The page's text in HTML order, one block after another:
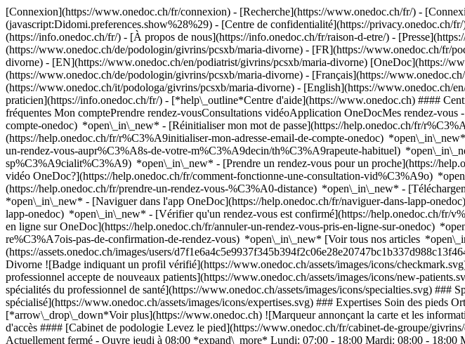
[Connexion](https://www.onedoc.ch/fr/connexion) - [Recherche](https://www.onedoc.ch/fr/) -
(javascript:Didomi.preferences.show%28%29) - [Centre de confidentialité](https://
(https://info.onedoc.ch/fr/) - [À propos de nous](https://info.onedoc.ch/fr/raison-d-etre/) -
(https://www.onedoc.ch/de/podologin/givrins/pcsxb/maria-divorne) - [FR](https://www.onedoc.ch/fr/
divorne) - [EN](https://www.onedoc.ch/en/podiatrist/givrins/pcsxb/maria-divorne) [OneDoc](https://
(https://www.onedoc.ch/de/podologin/givrins/pcsxb/maria-divorne) - [Français](https://
(https://www.onedoc.ch/it/podologa/givrins/pcsxb/maria-divorne) - [English](https://www.onedoc.ch/
praticien](https://info.onedoc.ch/fr/) - [*help\_outline*Centre d'aide](https://www.onedoc.ch) ####
fréquentes Mon comptePrendre rendez-vousConsultations vidéoApplication OneDocMes rendez-
compte-onedoc) *open\_in\_new* - [Réinitialiser mon mot de passe](https://help.onedoc.ch/fr/
(https://help.onedoc.ch/fr/r%C3%A9initialiser-mon-adresse-email-de-compte-onedoc) *open\_in\_new*
un-rendez-vous-aupr%C3%A8s-de-votre-m%C3%A9decin/th%C3%A9rapeute-habituel)
sp%C3%A9cialit%C3%A9) *open\_in\_new* - [Prendre un rendez-vous pour un proche](https://
vidéo OneDoc?](https://help.onedoc.ch/fr/comment-fonctionne-une-consultation-vid%C3%A9o)
(https://help.onedoc.ch/fr/prendre-un-rendez-vous-%C3%A0-distance) *open\_in\_new* -
*open\_in\_new* - [Naviguer dans l'app OneDoc](https://help.onedoc.ch/fr/naviguer-dans-lapp-
lapp-onedoc) *open\_in\_new* - [Vérifier qu'un rendez-vous est confirmé](https://help.onedoc.ch/fr/
en ligne sur OneDoc](https://help.onedoc.ch/fr/annuler-un-rendez-vous-pris-en-ligne-sur-onedoc)
re%C3%A7ois-pas-de-confirmation-de-rendez-vous) *open\_in\_new* [Voir tous nos articles
(https://assets.onedoc.ch/images/users/
Divorne ![Badge indiquant un profil vérifié](https://www.onedoc.ch/assets/images/icons/
professionnel accepte de nouveaux patients](https://www.onedoc.ch/assets/images/icons/new-
spécialités du professionnel de santé](https://www.onedoc.ch/assets/images/icons/specialties.svg) ###
spécialisé](https://www.onedoc.ch/assets/images/icons/expertises.svg) ### Expertises Soin des pieds
[*arrow\_drop\_down*Voir plus](https://www.onedoc.ch) ![Marqueur annonçant la carte et les
d'accès #### [Cabinet de podologie Levez le pied](https://www.onedoc.ch/fr/cabinet-de-groupe/
Actuellement fermé - Ouvre jeudi à 08:00 *expand\_more* Lundi: 07:00 - 18:00 Mardi: 08:00 -